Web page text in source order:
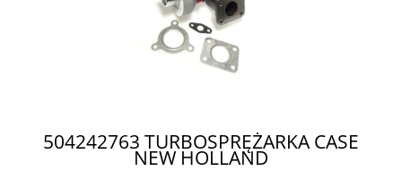
504242763 TURBOSPRĘŻARKA CASE
NEW HOLLAND